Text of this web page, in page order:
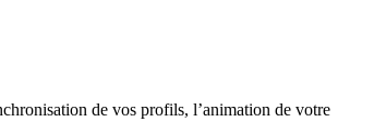
de vos profils, l’animation de votre